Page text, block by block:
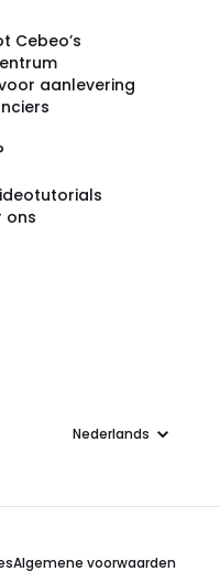
Cebeo’s
aanlevering
ons
Taal
Algemene voorwaarden